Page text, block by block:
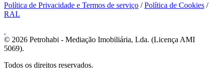
Política de Privacidade e Termos de serviço /Política de Cookies /
RAL
© 2026 Petrohabi - Mediação Imobiliária, Lda. (Licença AMI
5069).
Todos os direitos reservados.